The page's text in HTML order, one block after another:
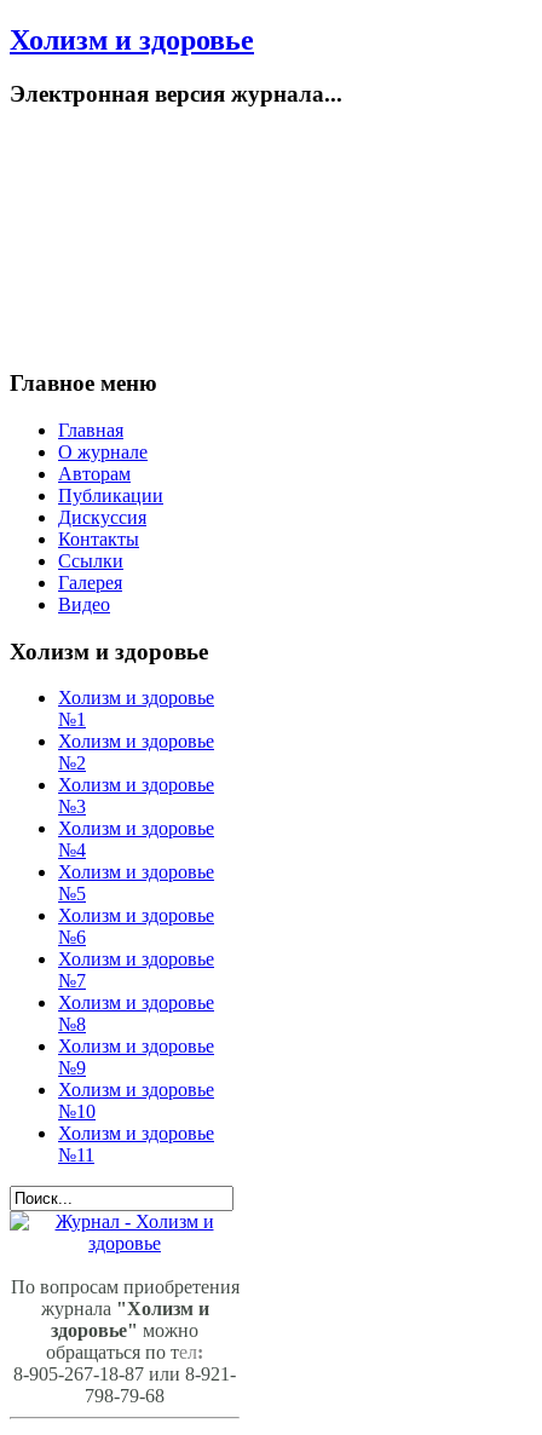
Холизм и здоровье
Электронная версия журнала...
Главное меню
Главная
О журнале
Авторам
Публикации
Дискуссия
Контакты
Ссылки
Галерея
Видео
Холизм и здоровье
Холизм и здоровье
№1
Холизм и здоровье
№2
Холизм и здоровье
№3
Холизм и здоровье
№4
Холизм и здоровье
№5
Холизм и здоровье
№6
Холизм и здоровье
№7
Холизм и здоровье
№8
Холизм и здоровье
№9
Холизм и здоровье
№10
Холизм и здоровье
№11
По вопросам приобретения
журнала "Холизм и
здоровье" можно
обращаться по тел:
8-905-267-18-87 или 8-921-
798-79-68